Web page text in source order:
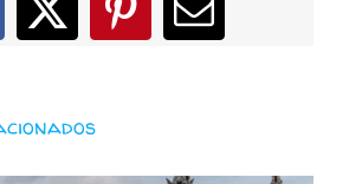
X PinterestCorreo